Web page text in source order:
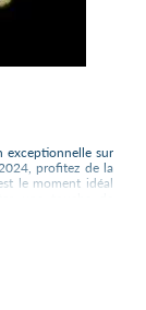
exceptionnelle sur
profitez de la
le moment idéal